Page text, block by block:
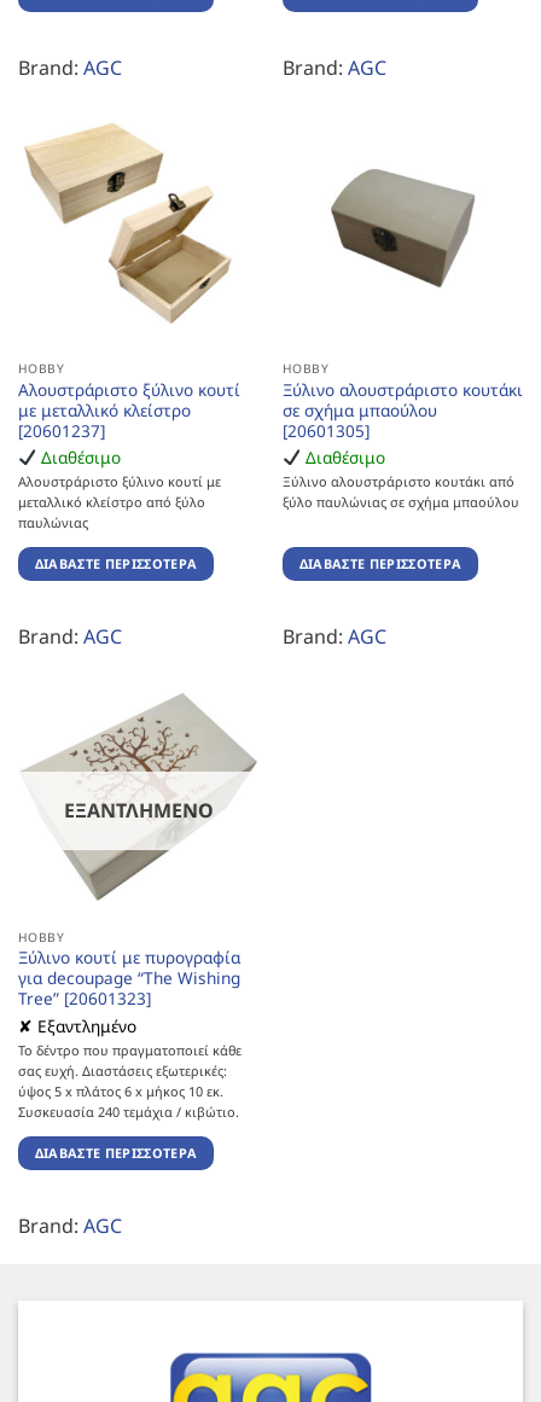
Brand: AGC Brand: AGC
HOBBY
Αλουστράριστο ξύλινο κουτί
με μεταλλικό κλείστρο
[20601237]
Διαθέσιμο
Αλουστράριστο ξύλινο κουτί με
μεταλλικό κλείστρο από ξύλο
παυλώνιας
ΔΙΑΒΆΣΤΕ ΠΕΡΙΣΣΌΤΕΡΑ
Brand: AGC
HOBBY
Ξύλινο αλουστράριστο κουτάκι
σε σχήμα μπαούλου
[20601305]
Διαθέσιμο
Ξύλινο αλουστράριστο κουτάκι από
ξύλο παυλώνιας σε σχήμα μπαούλου
ΔΙΑΒΆΣΤΕ ΠΕΡΙΣΣΌΤΕΡΑ
Brand: AGC
ΕΞΑΝΤΛΗΜΈΝΟ
HOBBY
Ξύλινο κουτί με πυρογραφία
για decoupage “The Wishing
Tree” [20601323]
✘ Εξαντλημένο
Το δέντρο που πραγματοποιεί κάθε
σας ευχή. Διαστάσεις εξωτερικές:
ύψος 5 x πλάτος 6 x μήκος 10 εκ.
Συσκευασία 240 τεμάχια / κιβώτιο.
ΔΙΑΒΆΣΤΕ ΠΕΡΙΣΣΌΤΕΡΑ
Brand: AGC